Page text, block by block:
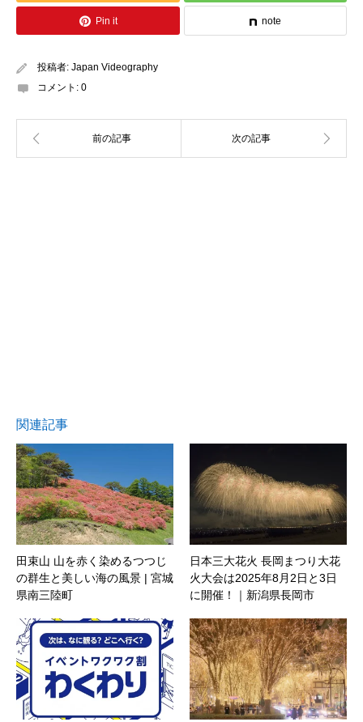
Pin it note
投稿者: Japan Videography
コメント: 0
関連記事
田束山 山を赤く染めるつつじ
の群生と美しい海の風景 | 宮城
県南三陸町
日本三大花火 長岡まつり大花
火大会は2025年8月2日と3日
に開催！｜新潟県長岡市